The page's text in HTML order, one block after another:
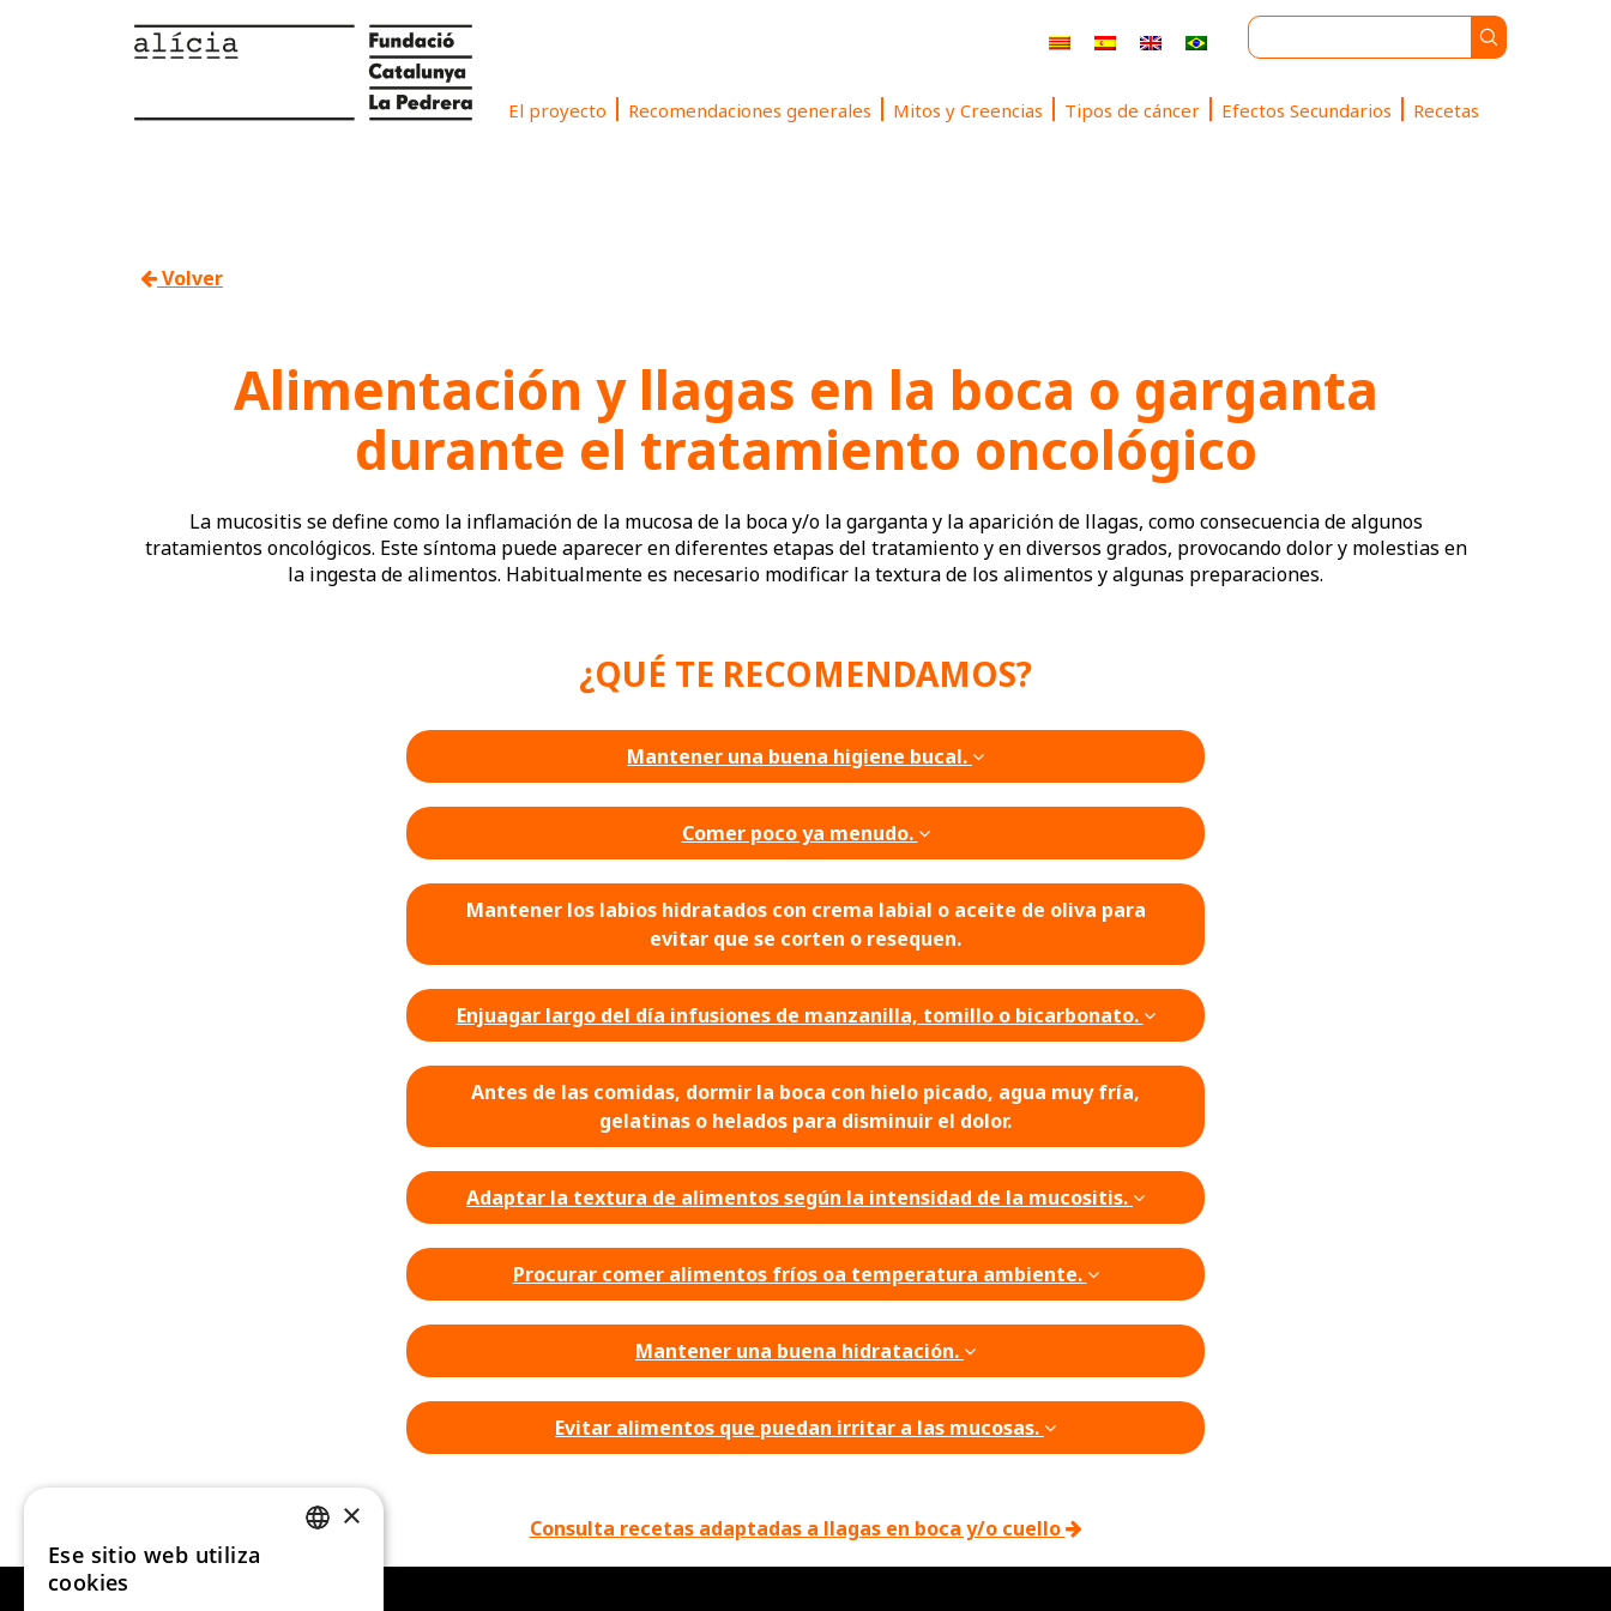
El proyecto Recomendaciones generales Mitos y Creencias Tipos de cáncer Efectos Secundarios Recetas
Volver
Alimentación y llagas en la boca o garganta
durante el tratamiento oncológico
La mucositis se define como la inflamación de la mucosa de la boca y/o la garganta y la aparición de llagas, como consecuencia de algunos
tratamientos oncológicos. Este síntoma puede aparecer en diferentes etapas del tratamiento y en diversos grados, provocando dolor y molestias en
la ingesta de alimentos. Habitualmente es necesario modificar la textura de los alimentos y algunas preparaciones.
¿QUÉ TE RECOMENDAMOS?
Mantener una buena higiene bucal.
Comer poco ya menudo.
Mantener los labios hidratados con crema labial o aceite de oliva para
evitar que se corten o resequen.
Enjuagar largo del día infusiones de manzanilla, tomillo o bicarbonato.
Antes de las comidas, dormir la boca con hielo picado, agua muy fría,
gelatinas o helados para disminuir el dolor.
Adaptar la textura de alimentos según la intensidad de la mucositis.
Procurar comer alimentos fríos oa temperatura ambiente.
Mantener una buena hidratación.
Evitar alimentos que puedan irritar a las mucosas.
Consulta recetas adaptadas a llagas en boca y/o cuello
×
Ese sitio web utiliza
cookies